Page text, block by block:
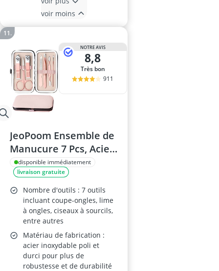
voir moins
NOTRE AVIS
8,8
Très bon
911
JeoPoom Ensemble de
Manucure 7 Pcs, Acier
Inoxydable, Rose
disponible immédiatement
livraison gratuite
Nombre d'outils : 7 outils
incluant coupe-ongles, lime
à ongles, ciseaux à sourcils,
entre autres
Matériau de fabrication :
acier inoxydable poli et
durci pour plus de
robustesse et de durabilité